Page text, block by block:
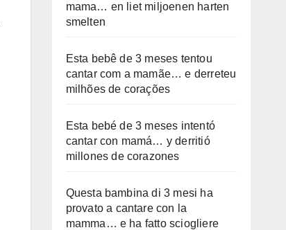
mama… en liet miljoenen harten
smelten
Esta bebê de 3 meses tentou
cantar com a mamãe… e derreteu
milhões de corações
Esta bebé de 3 meses intentó
cantar con mamá… y derritió
millones de corazones
Questa bambina di 3 mesi ha
provato a cantare con la
mamma… e ha fatto sciogliere